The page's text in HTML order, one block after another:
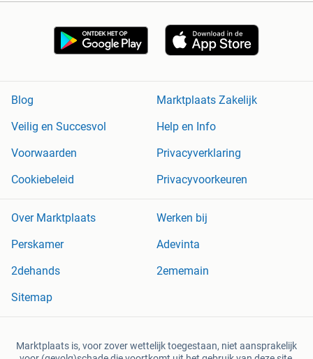
Blog
Marktplaats Zakelijk
Veilig en Succesvol
Help en Info
Voorwaarden
Privacyverklaring
Cookiebeleid
Privacyvoorkeuren
Over Marktplaats
Werken bij
Perskamer
Adevinta
2dehands
2ememain
Sitemap
Marktplaats is, voor zover wettelijk toegestaan, niet aansprakelijk